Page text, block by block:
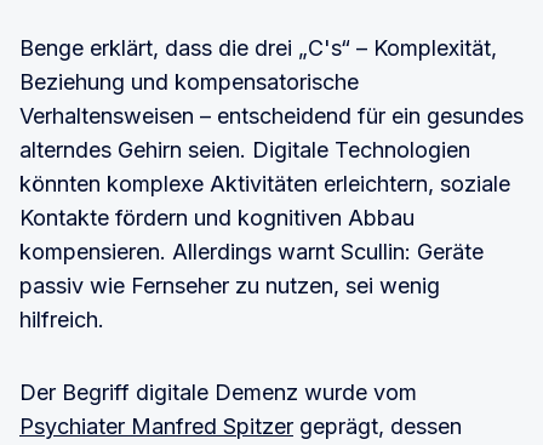
Benge erklärt, dass die drei „C's“ – Komplexität,
Beziehung und kompensatorische
Verhaltensweisen – entscheidend für ein gesundes
alterndes Gehirn seien. Digitale Technologien
könnten komplexe Aktivitäten erleichtern, soziale
Kontakte fördern und kognitiven Abbau
kompensieren. Allerdings warnt Scullin: Geräte
passiv wie Fernseher zu nutzen, sei wenig
hilfreich.
Der Begriff digitale Demenz wurde vom
Psychiater Manfred Spitzer geprägt, dessen